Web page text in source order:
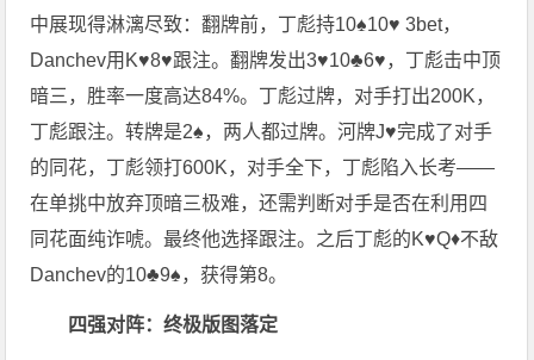
中展现得淋漓尽致：翻牌前，丁彪持10♠️10♥️ 3bet，
Danchev用K♥8♥跟注。翻牌发出3♥10♣6♥，丁彪击中顶
暗三，胜率一度高达84%。丁彪过牌，对手打出200K，
丁彪跟注。转牌是2♠️，两人都过牌。河牌J♥️完成了对手
的同花，丁彪领打600K，对手全下，丁彪陷入长考——
在单挑中放弃顶暗三极难，还需判断对手是否在利用四
同花面纯诈唬。最终他选择跟注。之后丁彪的K♥️Q♦️不敌
Danchev的10♣️9♠️，获得第8。
四强对阵：终极版图落定